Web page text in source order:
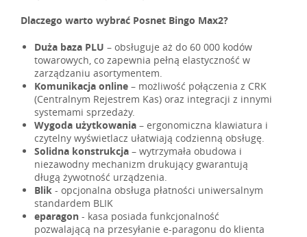
Dlaczego warto wybrać Posnet Bingo Max2?
Duża baza PLU – obsługuje aż do 60 000 kodów
towarowych, co zapewnia pełną elastyczność w
zarządzaniu asortymentem.
Komunikacja online – możliwość połączenia z CRK
(Centralnym Rejestrem Kas) oraz integracji z innymi
systemami sprzedaży.
Wygoda użytkowania – ergonomiczna klawiatura i
czytelny wyświetlacz ułatwiają codzienną obsługę.
Solidna konstrukcja – wytrzymała obudowa i
niezawodny mechanizm drukujący gwarantują
długą żywotność urządzenia.
Blik - opcjonalna obsługa płatności uniwersalnym
standardem BLIK
eparagon - kasa posiada funkcjonalność
pozwalającą na przesyłanie e-paragonu do klienta